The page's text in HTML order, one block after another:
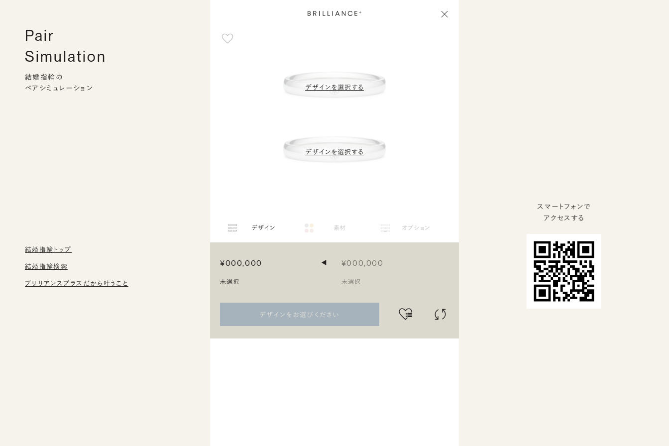
Pair
Simulation
結婚指輪の
ペアシミュレーション
結婚指輪トップ
結婚指輪検索
ブリリアンスプラスだから叶うこと
デザインを選択する
デザインを選択する
デザイン 素材 オプション
¥000,000
未選択
◀ ¥000,000
未選択
デザインをお選びください
スマートフォンで
アクセスする